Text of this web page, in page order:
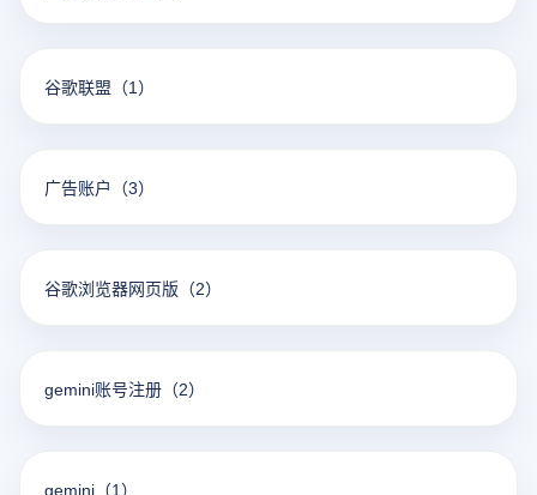
谷歌联盟 （1）
广告账户 （3）
谷歌浏览器网页版 （2）
gemini账号注册 （2）
gemini （1）